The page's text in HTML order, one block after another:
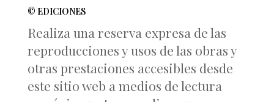
© EDICIONES
Realiza una reserva expresa de las
reproducciones y usos de las obras y
otras prestaciones accesibles desde
este sitio web a medios de lectura